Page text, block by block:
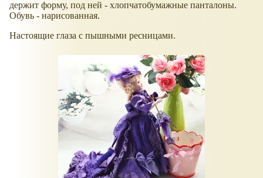
держит форму, под ней - хлопчатобумажные панталоны.
Обувь - нарисованная.
Настоящие глаза с пышными ресницами.